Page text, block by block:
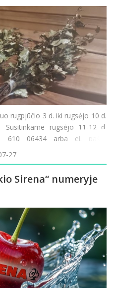
rugpjūčio 3 d. iki rugsėjo 10 d.
rugsėjo 11-12 d.
610 06434 arba el. paštu
27
Sirena“ numeryje